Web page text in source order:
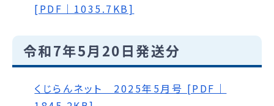
[PDF｜1035.7KB]
令和7年5月20日発送分
くじらんネット 2025年5月号 [PDF｜